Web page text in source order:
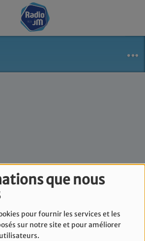
que nous
pour fournir les services et les
sur notre site et pour améliorer
Info de Laura
12